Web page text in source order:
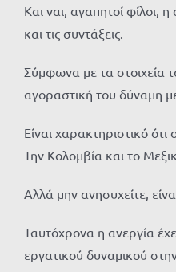
Και ναι, αγαπητοί φίλοι,
και τις συντάξεις.
Σύμφωνα με τα στοιχεία
αγοραστική του δύναμη
Είναι χαρακτηριστικό
Την Κολομβία και το
Αλλά μην ανησυχείτε,
Ταυτόχρονα η ανεργία
εργατικού δυναμικού